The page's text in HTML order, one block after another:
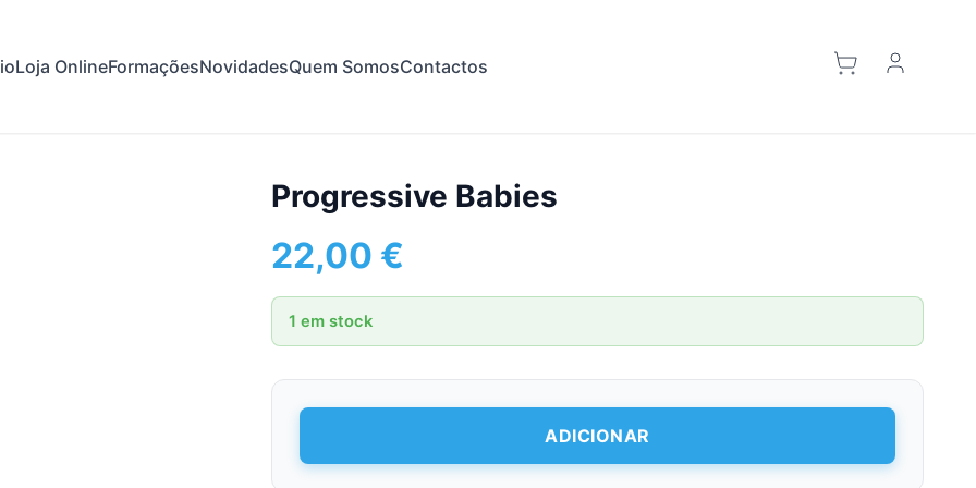
Loja OnlineFormaçõesNovidadesQuem SomosContactos
Progressive Babies
22,00 €
1 em stock
Quantidade
Progressive
ADICIONAR